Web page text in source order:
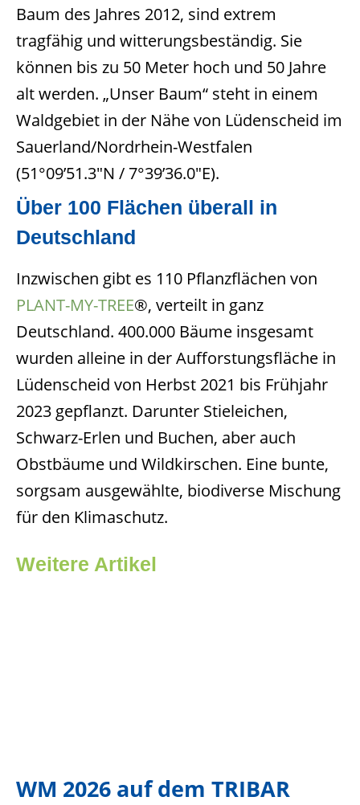
Baum des Jahres 2012, sind extrem
tragfähig und witterungsbeständig. Sie
können bis zu 50 Meter hoch und 50 Jahre
alt werden. „Unser Baum“ steht in einem
Waldgebiet in der Nähe von Lüdenscheid im
Sauerland/Nordrhein-Westfalen
(51°09’51.3″N / 7°39’36.0″E).
Über 100 Flächen überall in
Deutschland
Inzwischen gibt es 110 Pflanzflächen von
PLANT-MY-TREE®, verteilt in ganz
Deutschland. 400.000 Bäume insgesamt
wurden alleine in der Aufforstungsfläche in
Lüdenscheid von Herbst 2021 bis Frühjahr
2023 gepflanzt. Darunter Stieleichen,
Schwarz-Erlen und Buchen, aber auch
Obstbäume und Wildkirschen. Eine bunte,
sorgsam ausgewählte, biodiverse Mischung
für den Klimaschutz.
Weitere Artikel
WM 2026 auf dem TRIBAR